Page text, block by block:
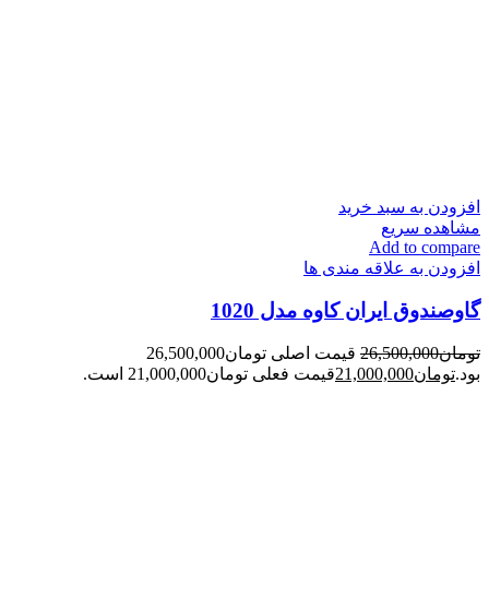
افزودن به سبد خرید
مشاهده سریع
Add to compare
افزودن به علاقه مندی ها
گاوصندوق ایران کاوه مدل 1020
تومان26,500,000
قیمت اصلی تومان26,500,000
بود.تومان21,000,000قیمت فعلی تومان21,000,000 است.